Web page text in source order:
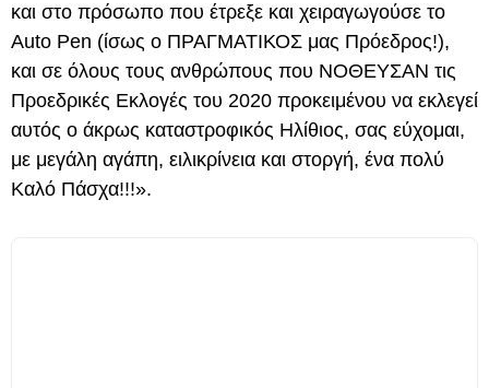
και στο πρόσωπο που έτρεξε και χειραγωγούσε το
Auto Pen (ίσως ο ΠΡΑΓΜΑΤΙΚΟΣ μας Πρόεδρος!),
και σε όλους τους ανθρώπους που ΝΟΘΕΥΣΑΝ τις
Προεδρικές Εκλογές του 2020 προκειμένου να εκλεγεί
αυτός ο άκρως καταστροφικός Ηλίθιος, σας εύχομαι,
με μεγάλη αγάπη, ειλικρίνεια και στοργή, ένα πολύ
Καλό Πάσχα!!!».